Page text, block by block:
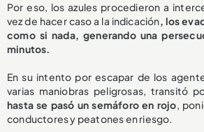
Por eso, los azules procedieron a
vez de hacer caso a la indicación, los
como si nada, generando una
minutos.
En su intento por escapar de los
varias maniobras peligrosas, transitó
hasta se pasó un semáforo en rojo,
conductores y peatones en riesgo.